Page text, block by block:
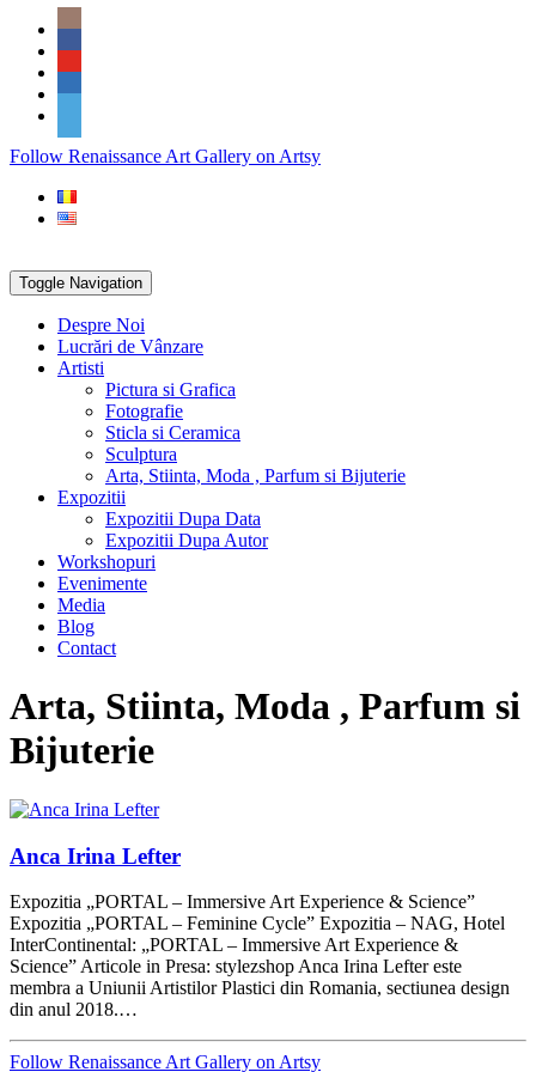
Skip
content
Social
Icons
PARTENER
Follow Renaissance Art Gallery on Artsy
Toggle Navigation
Despre Noi
Lucrări de Vânzare
Artisti
Pictura si Grafica
Fotografie
Sticla si Ceramica
Sculptura
Arta, Stiinta, Moda , Parfum si Bijuterie
Expozitii
Expozitii Dupa Data
Expozitii Dupa Autor
Workshopuri
Evenimente
Media
Blog
Contact
Arta, Stiinta, Moda , Parfum si
Bijuterie
Anca Irina Lefter
Expozitia „PORTAL – Immersive Art Experience & Science”
Expozitia „PORTAL – Feminine Cycle” Expozitia – NAG, Hotel
InterContinental: „PORTAL – Immersive Art Experience &
Science” Articole in Presa: stylezshop Anca Irina Lefter este
membra a Uniunii Artistilor Plastici din Romania, sectiunea design
din anul 2018.…
Follow Renaissance Art Gallery on Artsy